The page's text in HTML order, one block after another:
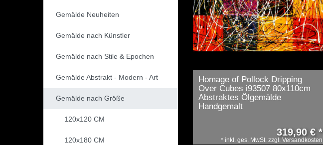
Gemälde Neuheiten
Gemälde nach Künstler
Gemälde nach Stile & Epochen
Gemälde Abstrakt - Modern - Art
Gemälde nach Größe
120x120 CM
120x180 CM
Homage of Pollock Dripping
Over Cubes i93507 80x110cm
Abstraktes Ölgemälde
Handgemalt
319,90 € *
* inkl. ges. MwSt.zzgl. Versandkosten